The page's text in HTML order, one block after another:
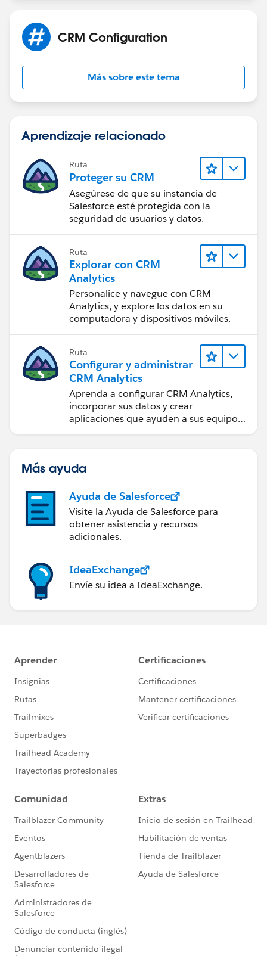
CRM Configuration
Más sobre este tema
Aprendizaje relacionado
Ruta
Proteger su CRM
Asegúrese de que su instancia de
Salesforce esté protegida con la
seguridad de usuarios y datos.
Ruta
Explorar con CRM
Analytics
Personalice y navegue con CRM
Analytics, y explore los datos en su
computadora y dispositivos móviles.
Ruta
Configurar y administrar
CRM Analytics
Aprenda a configurar CRM Analytics,
incorporar sus datos y crear
aplicaciones que ayuden a sus equipos
a tomar mejores decisiones.
Más ayuda
Ayuda de Salesforce
Visite la Ayuda de Salesforce para
obtener asistencia y recursos
adicionales.
IdeaExchange
Envíe su idea a IdeaExchange.